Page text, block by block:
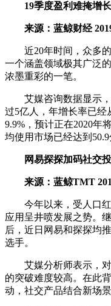
19季度盈利难掩增长
来源：蓝鲸财经
近20年时间，众多的
一个涵盖领域极其广泛
浓墨重彩的一笔。
艾媒咨询数据显示，
过5亿人，年增长率已经
9.9%，预计正在2020年
均使用市场已经达到
网易探探加码社交投
来源：蓝鲸TMT
今年以来，受人口红
应用呈井喷发展之势。
后，近日网易和探探均
选手。
艾媒分析师表示，对
的突破难度较高。在此
动，社交产品结合新场